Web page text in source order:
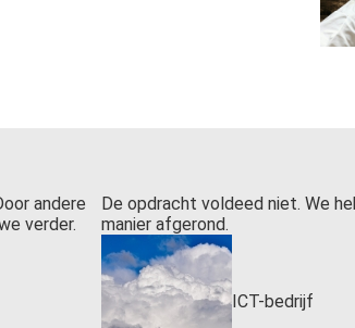
andere
verder.
De opdracht voldeed niet. We
manier afgerond.
ICT-bedrijf